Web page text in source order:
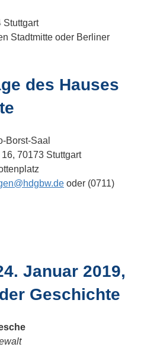
Stuttgart
Stadtmitte oder Berliner
des Hauses
Borst-Saal
70173 Stuttgart
oder (0711)
Januar 2019,
Geschichte